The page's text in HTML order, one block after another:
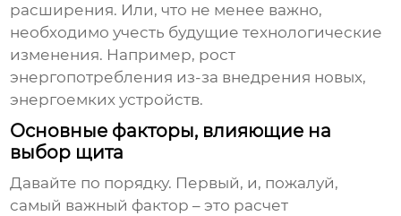
расширения. Или, что не менее важно,
необходимо учесть будущие технологические
изменения. Например, рост
энергопотребления из-за внедрения новых,
энергоемких устройств.
Основные факторы, влияющие на
выбор щита
Давайте по порядку. Первый, и, пожалуй,
самый важный фактор – это расчет